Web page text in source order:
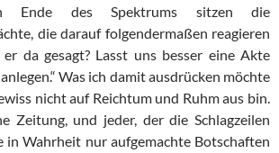
Ende des Spektrums sitzen die
die darauf folgendermaßen reagieren
er da gesagt? Lasst uns besser eine Akte
Was ich damit ausdrücken möchte
nicht auf Reichtum und Ruhm aus bin.
Zeitung, und jeder, der die Schlagzeilen
in Wahrheit nur aufgemachte Botschaften